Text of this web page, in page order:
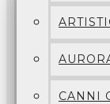
CANNI